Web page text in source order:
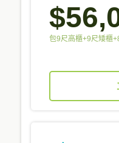
包9尺高櫃+9尺矮櫃